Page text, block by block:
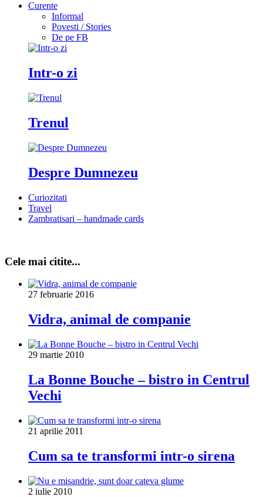
Curente
Informal
Povesti / Stories
De pe FB
Intr-o zi
Trenul
Despre Dumnezeu
Curiozitati
Travel
Zambratisari – handmade cards
Cele mai citite...
27 februarie 2016
Vidra, animal de companie
29 martie 2010
La Bonne Bouche – bistro in Centrul
Vechi
21 aprilie 2011
Cum sa te transformi intr-o sirena
2 iulie 2010